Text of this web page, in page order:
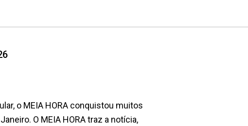
o MEIA HORA conquistou muitos
O MEIA HORA traz a notícia,